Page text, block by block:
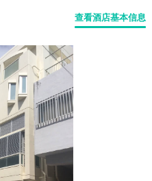
查看酒店基本信息